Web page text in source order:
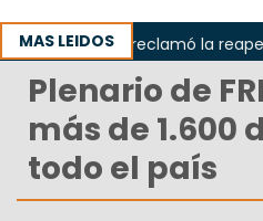
MAS LEIDOS
Odarda reclamó la
Plenario de
más de 1.600
todo el país